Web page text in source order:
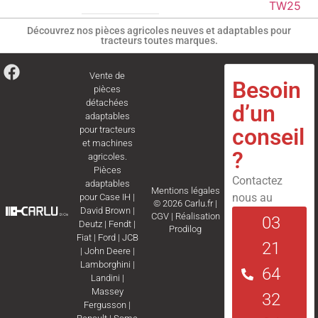
TW25
Découvrez nos pièces agricoles neuves et adaptables pour
tracteurs toutes marques.
Vente de
pièces
détachées
adaptables
pour tracteurs
et machines
agricoles.
Pièces
adaptables
pourCase IH |
David Brown|
Deutz | Fendt |
Fiat| Ford| JCB
| John Deere|
Lamborghini |
Landini |
Massey
Fergusson |
Mentions légales
© 2026 Carlu.fr |
CGV| Réalisation
Prodilog
Besoin
d’un
conseil
?
Contactez
nous au
03
21
64
32